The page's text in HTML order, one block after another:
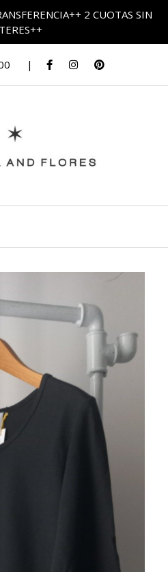
2 CUOTAS SIN